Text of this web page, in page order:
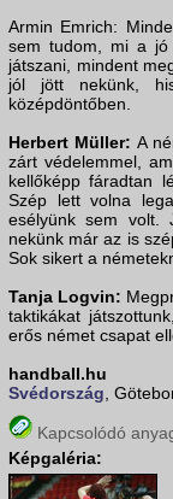
Armin Emrich:
sem tudom, mi a jó
játszani, mindent
jól jött nekünk,
középdöntőben.
Herbert Müller: A
zárt védelemmel,
kellőképp fáradtan
Szép lett volna
esélyünk sem volt.
nekünk már az is
Sok sikert a
Tanja Logvin:
taktikákat
erős német csapat
handball.hu
Svédország,
Kapcsolódó
Képgaléria: